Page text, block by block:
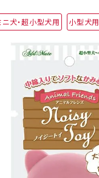
・ハウス・マット
け用品
ル・ケージ・タワー
のグレインフリー
元気草
インショップ利用規
ニ犬・超小型犬用 小型犬用